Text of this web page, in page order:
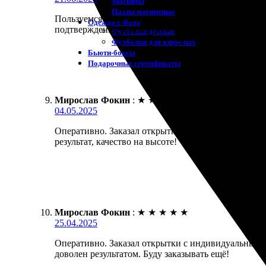
Пазлы магнитные
Одежда с Фото
Футболки детские
Футболки для взрослых
Бьюти-боксы
Подарочные сертификаты
Пользуемся услугами для печати открыток. Заказ
подтверждения заказа. Меня порадовало качество
Мирослав Фокин : ★ ★
04.05.2025
Оперативно. Заказал открытки в этом сервисе.
результат, качество на высоте!
Мирослав Фокин : ★ ★ ★ ★ ★
25.04.2025
Оперативно. Заказал открытки с индивидуальным
доволен результатом. Буду заказывать ещё!